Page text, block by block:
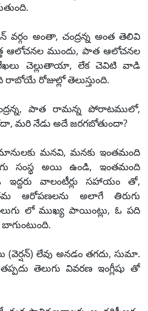
వర్గం అంతా, చంద్రన్న అంత తెలివి
ఆలోచనల ముందు, పాత ఆలోచనల
చెల్లుతాయా, లేక చెవిటి వాడి
రోజుల్లో తెలుస్తుంది.
పాత రామన్న పోరాటములో,
మరి నేడు అదే జరగబోతుందా?
మనవి, మనకు ఇంతమంది
సంస్థ అయి ఉండి, ఇంతమంది
వాలంటీర్లు సహాయం తో,
ఆరోపణలను అలాగే తిరుగు
లో ముఖ్య పాయింట్లు, ఓ పది
లేవు అనడం తగదు, సుమా.
తెలుగు వివరణ ఇంగ్లీషు తో